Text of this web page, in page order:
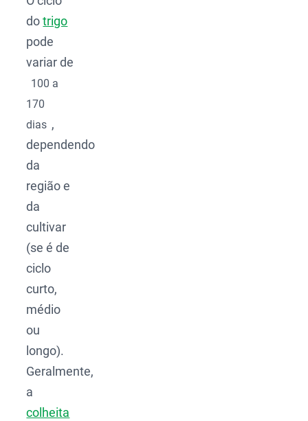
dotrigo
pode
variar de
100 a
170
dias ,
dependendo
da
região e
da
cultivar
(se é de
ciclo
curto,
médio
ou
longo).
Geralmente,
a
colheita